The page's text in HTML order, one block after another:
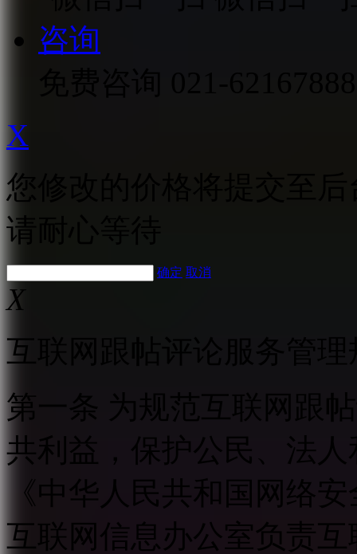
咨询
X
您修改的价格将提交至
请耐心等待
确定 取消
X
互联网跟帖评论服务管理
第一条 为规范互联网跟
共利益，保护公民、法
《中华人民共和国网络
互联网信息办公室负责